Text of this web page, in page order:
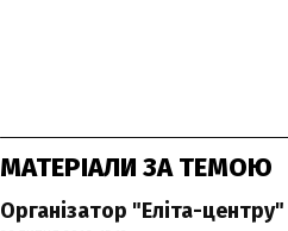
МАТЕРІАЛИ ЗА ТЕМОЮ
Організатор "Еліта-